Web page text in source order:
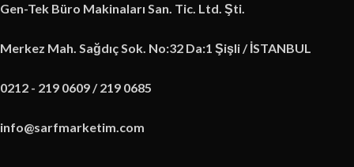
Gen-Tek Büro Makinaları San. Tic. Ltd. Şti.
Merkez Mah. Sağdıç Sok. No:32 Da:1 Şişli / İSTANBUL
0212 - 219 0609 / 219 0685
info@sarfmarketim.com